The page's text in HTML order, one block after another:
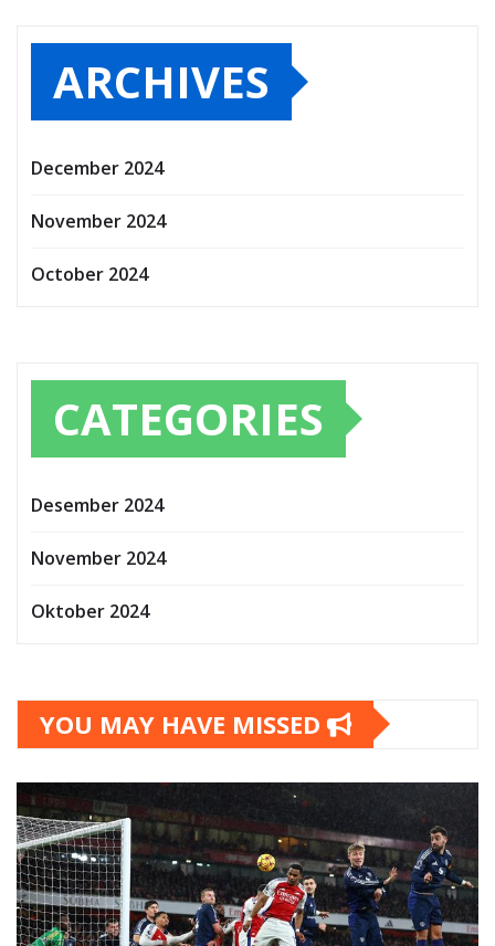
ARCHIVES
December 2024
November 2024
October 2024
CATEGORIES
Desember 2024
November 2024
Oktober 2024
YOU MAY HAVE MISSED